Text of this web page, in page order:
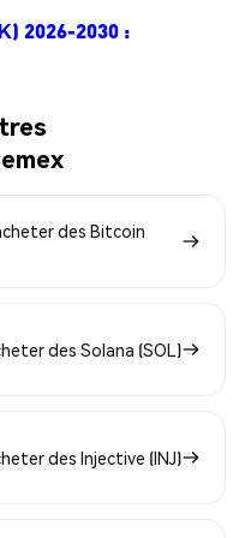
2026-2030 :
des Bitcoin
des Solana (SOL)
des Injective (INJ)